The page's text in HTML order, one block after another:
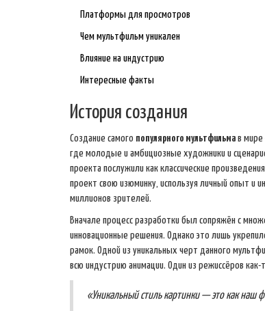
Платформы для просмотров
Чем мультфильм уникален
Влияние на индустрию
Интересные факты
История создания
Создание самого популярного мультфильма в мире
где молодые и амбициозные художники и
проекта послужили как классические
проект свою изюминку, используя личный опыт и
миллионов зрителей.
Вначале процесс разработки был сопряжён с
инновационные решения. Однако это лишь
рамок. Одной из уникальных черт данного
всю индустрию анимации. Один из режиссёров как-
«Уникальный стиль картинки — это как наш